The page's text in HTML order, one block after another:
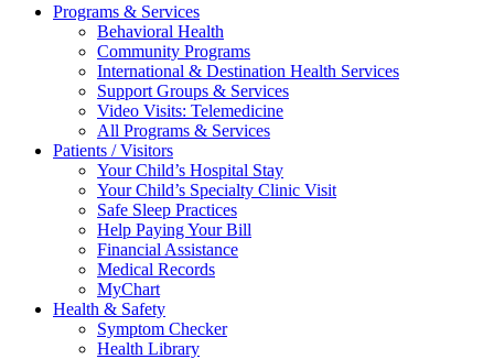
Programs & Services
Behavioral Health
Community Programs
International & Destination Health Services
Support Groups & Services
Video Visits: Telemedicine
All Programs & Services
Patients / Visitors
Your Child’s Hospital Stay
Your Child’s Specialty Clinic Visit
Safe Sleep Practices
Help Paying Your Bill
Financial Assistance
Medical Records
MyChart
Health & Safety
Symptom Checker
Health Library